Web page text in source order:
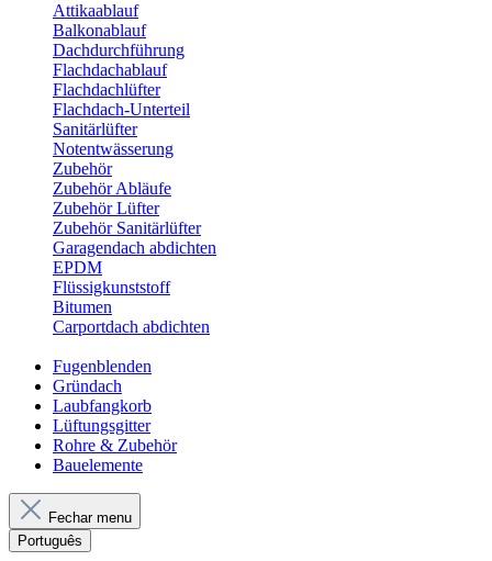
Attikaablauf
Balkonablauf
Dachdurchführung
Flachdachablauf
Flachdachlüfter
Flachdach-Unterteil
Sanitärlüfter
Notentwässerung
Zubehör
Zubehör Abläufe
Zubehör Lüfter
Zubehör Sanitärlüfter
Garagendach abdichten
EPDM
Flüssigkunststoff
Bitumen
Carportdach abdichten
Fugenblenden
Gründach
Laubfangkorb
Lüftungsgitter
Rohre & Zubehör
Bauelemente
Fechar menu
Português